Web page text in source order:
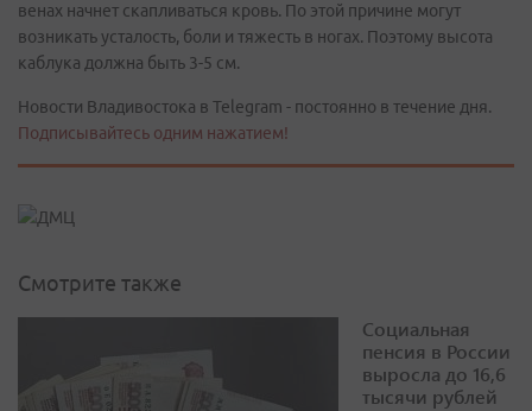
венах начнет скапливаться кровь. По этой причине могут
возникать усталость, боли и тяжесть в ногах. Поэтому высота
каблука должна быть 3-5 см.
Новости Владивостока в Telegram - постоянно в течение дня.
Подписывайтесь одним нажатием!
Смотрите также
Социальная
пенсия в России
выросла до 16,6
тысячи рублей